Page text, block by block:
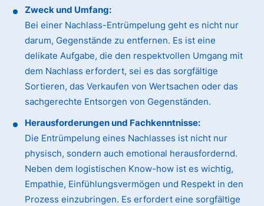
Zweck und Umfang:
Bei einer Nachlass-Entrümpelung geht es nicht nur
darum, Gegenstände zu entfernen. Es ist eine
delikate Aufgabe, die den respektvollen Umgang mit
dem Nachlass erfordert, sei es das sorgfältige
Sortieren, das Verkaufen von Wertsachen oder das
sachgerechte Entsorgen von Gegenständen.
Herausforderungen und Fachkenntnisse:
Die Entrümpelung eines Nachlasses ist nicht nur
physisch, sondern auch emotional herausfordernd.
Neben dem logistischen Know-how ist es wichtig,
Empathie, Einfühlungsvermögen und Respekt in den
Prozess einzubringen. Es erfordert eine sorgfältige